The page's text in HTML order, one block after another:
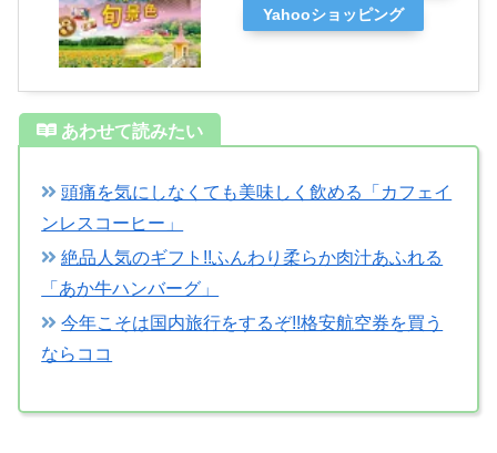
Yahooショッピング
あわせて読みたい
頭痛を気にしなくても美味しく飲める「カフェイ
ンレスコーヒー」
絶品人気のギフト!!ふんわり柔らか肉汁あふれる
「あか牛ハンバーグ」
今年こそは国内旅行をするぞ!!格安航空券を買う
ならココ